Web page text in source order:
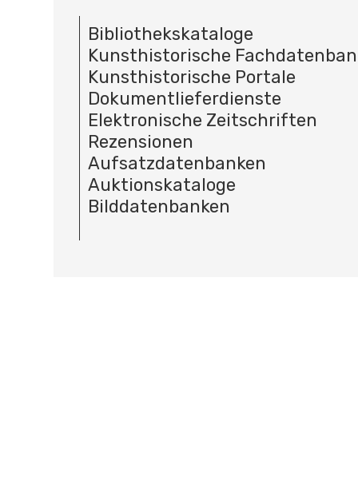
Bibliothekskataloge
Kunsthistorische
Kunsthistorische Portale
Dokumentlieferdienste
Elektronische Zeitschriften
Rezensionen
Aufsatzdatenbanken
Auktionskataloge
Bilddatenbanken